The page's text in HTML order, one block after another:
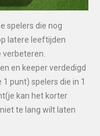
spelers die nog
latere leeftijden
en keeper verdedigd
punt) spelers die in 1
kan het korter
te lang wilt laten